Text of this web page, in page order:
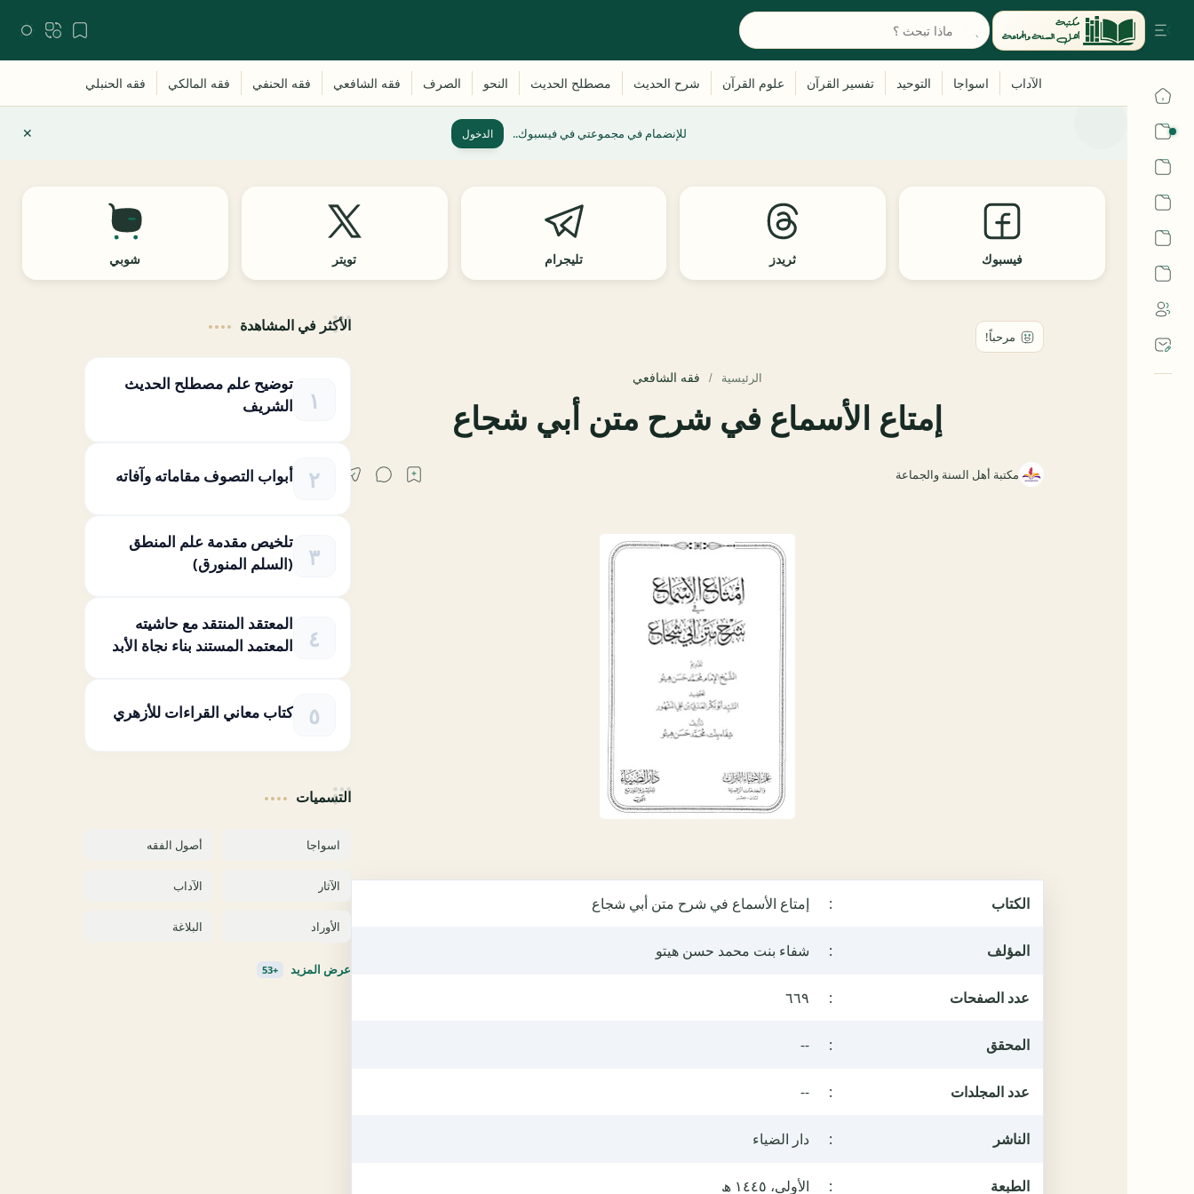
أشهر الحرم
للإنضمام في مجموعتي في فيسبوك.. الدخول
فيسبوك ثريدز تليجرام تويتر شوبي
الرئيسية فقه الشافعي
إمتاع الأسماع في شرح متن أبي شجاع
الكتاب : إمتاع الأسماع في شرح متن أبي شجاع
المؤلف : شفاء بنت محمد حسن هيتو
عدد الصفحات : ٦٦٩
المحقق :
--
عدد المجلدات :
--
الناشر : دار الضياء
الطبعة : الأولى، ١٤٤٥ ھ
الأكثر في المشاهدة
توضيح علم مصطلح الحديث
الشريف
أبواب التصوف مقاماته وآفاته
تلخيص مقدمة علم المنطق
(السلم المنورق)
المعتقد المنتقد مع حاشيته
المعتمد المستند بناء نجاة الأبد
كتاب معاني القراءات للأزهري
التسميات